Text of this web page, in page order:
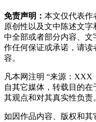
免责声明： 本文仅代表作
原创性以及文中陈述文
中全部或者部分内容、
作任何保证或承诺，请
容。
凡本网注明 “来源：XXX
自其它媒体，转载目的
其观点和对其真实性负责
如因作品内容、版权和其